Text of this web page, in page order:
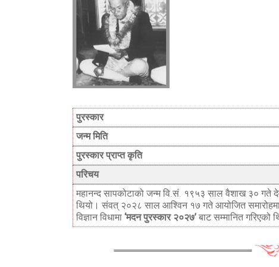
पुरस्कार
जन्म मिति
पुरस्कार प्राप्त कृति
परिचय
महानन्द सापकोटाको जन्म वि.सं. १९५३ साल वैशाख ३० गते
थियो। संवत् २०२८ साल आश्विन १७ गते आयोजित
विज्ञान विधामा ‘मदन पुरस्कार २०२७’ बाट सम्मानित गरिएको